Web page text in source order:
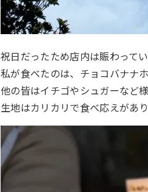
祝日だったため店内は賑わって
私が食べたのは、チョコバナナ
他の皆はイチゴやシュガーなど
生地はカリカリで食べ応えがあ